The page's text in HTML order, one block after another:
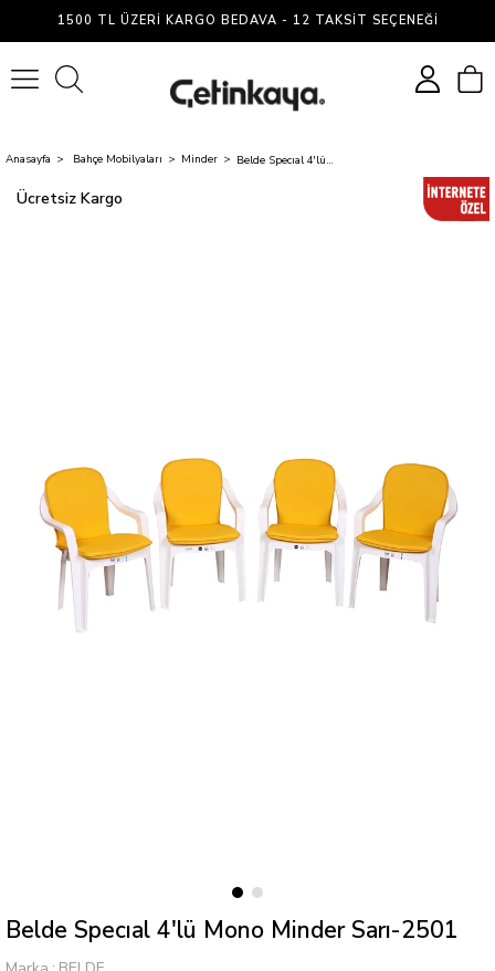
1500 TL ÜZERI KARGO BEDAVA - 12 TAKSIT SEÇENEĞI
Anasayfa Bahçe Mobilyaları Minder Belde Specıal 4'lü Mono Minder Sarı-2501
Ücretsiz Kargo
Belde Specıal 4'lü Mono Minder Sarı-2501